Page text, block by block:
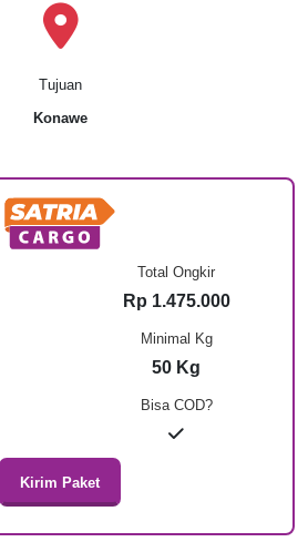
Tujuan
Konawe
Bisa COD?
Total Ongkir
Rp 1.475.000
Minimal Kg
50 Kg
Kirim Paket